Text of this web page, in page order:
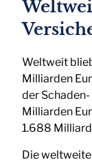
Weltweit
Milliarden
der
Milliarden
1.688
Die